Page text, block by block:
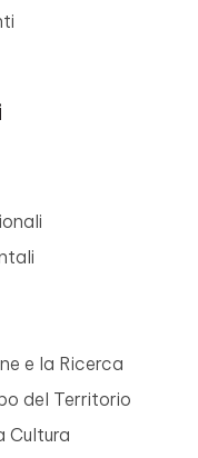
e la Ricerca
del Territorio
Cultura